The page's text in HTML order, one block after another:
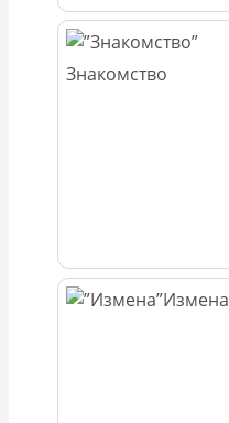
Знакомство
Измена